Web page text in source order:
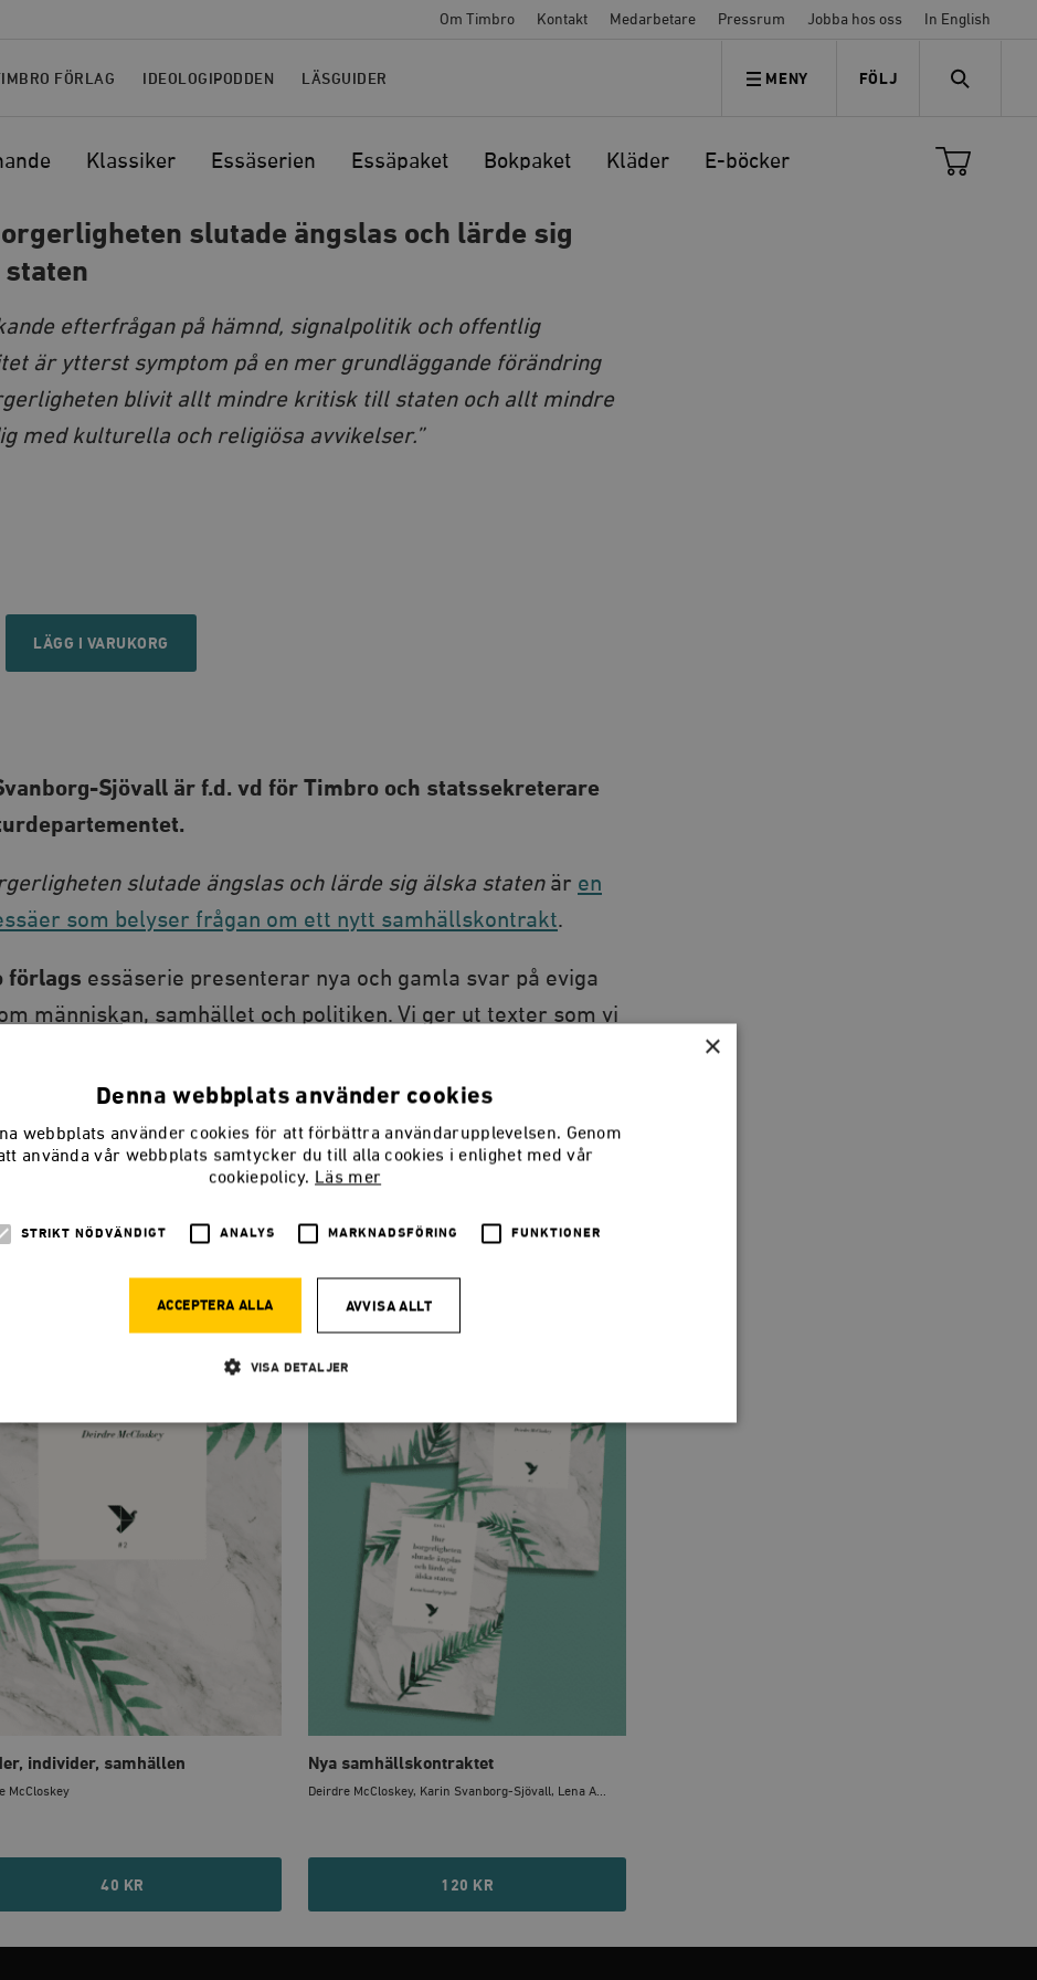
Om Timbro Kontakt Medarbetare Pressrum Jobba hos oss In English
FÖRLAG IDEOLOGIPODDEN LÄSGUIDER MENY FÖLJ
FÖLJ OSS SEARCH
Klassiker Essäserien Essäpaket Bokpaket Kläder E-böcker
slutade ängslas och lärde sig
efterfrågan på hämnd, signalpolitik och offentlig
är ytterst symptom på en mer grundläggande förändring
blivit allt mindre kritisk till staten och allt mindre
med kulturella och religiösa avvikelser.”
LÄGG I VARUKORG
Sjövall är f.d. vd för Timbro och statssekreterare
slutade ängslas och lärde sig älska statenär en
som belyser frågan om ett nytt samhällskontrakt.
förlags essäserie presenterar nya och gamla svar på eviga
människan, samhället och politiken. Vi ger ut texter som vi
med översättningar.
individer, samhällen
McCloskey
40 KR
Nya samhällskontraktet
Deirdre McCloskey, Karin Svanborg-Sjövall, Lena A...
120 KR
×
Denna webbplats använder cookies
webbplats använder cookies för att förbättra användarupplevelsen. Genom
använda vår webbplats samtycker du till alla cookies i enlighet med vår
cookiepolicy. Läs mer
STRIKT NÖDVÄNDIGT ANALYS MARKNADSFÖRING FUNKTIONER
ACCEPTERA ALLA AVVISA ALLT
VISA DETALJER
Analys Marknadsföring Funktioner
tillåter kärnwebbplatsfunktioner som användarinloggning och kontohantering. Webbplatsen kan inte användas ordentligt
cookies.
/ Domän
Utgång Beskrivning
Automattic
Hjälper WooCommerce att avgöra när vagnens innehåll / data
ändras.
Cookien är inställd så att Hotjar kan spåra början av
användarens resa för ett totalt antal sessioner. Den innehåller
ingen identifierbar information.
Inc.
Hjälper WooCommerce att avgöra när vagnens innehåll / data
ändras.
.myfonts.net
rapporter om användningen av deras webbplats.
minuter
Cookien är inställd så att Hotjar kan spåra början av
användarens resa för ett totalt antal sessioner. Den innehåller